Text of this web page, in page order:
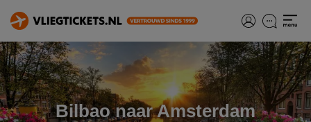
Bilbao naar Amsterdam